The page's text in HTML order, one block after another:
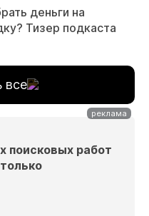
деньги на
Тизер подкаста
все
поисковых работ